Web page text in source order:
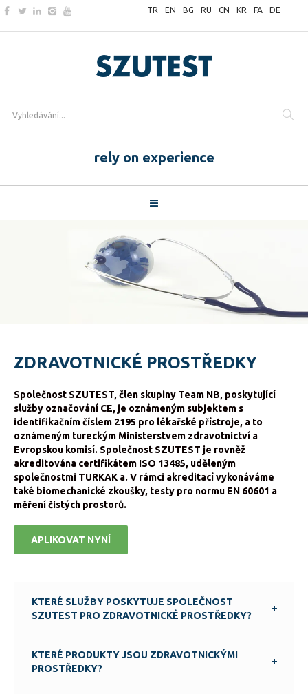
TR EN BG RU CN KR FA DE
rely on experience
ZDRAVOTNICKÉ PROSTŘEDKY
Společnost SZUTEST, člen skupiny Team NB, poskytující
služby označování CE, je oznámeným subjektem s
identifikačním číslem 2195 pro lékařské přístroje, a to
oznámeným tureckým Ministerstvem zdravotnictví a
Evropskou komisí. Společnost SZUTEST je rovněž
akreditována certifikátem ISO 13485, uděleným
společnostmi TURKAK a. V rámci akreditací vykonáváme
také biomechanické zkoušky, testy pro normu EN 60601 a
měření čistých prostorů.
APLIKOVAT NYNÍ
KTERÉ SLUŽBY POSKYTUJE SPOLEČNOST
SZUTEST PRO ZDRAVOTNICKÉ PROSTŘEDKY?
KTERÉ PRODUKTY JSOU ZDRAVOTNICKÝMI
PROSTŘEDKY?